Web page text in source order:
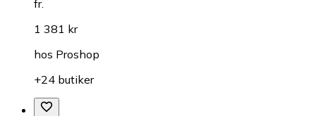
fr.
1 381 kr
hos Proshop
+24 butiker